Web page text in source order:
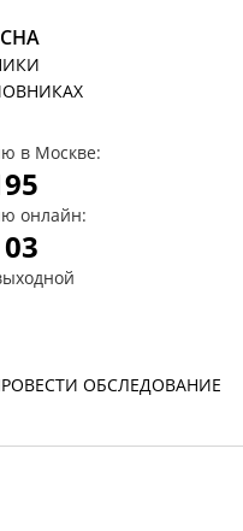
в Москве:
онлайн:
ОБСЛЕДОВАНИЕ